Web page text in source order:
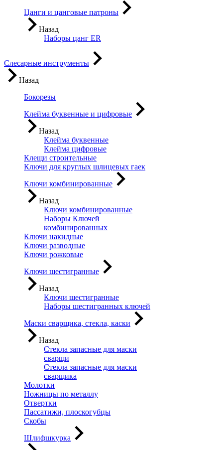
Цанги и цанговые патроны
Назад
Наборы цанг ER
Слесарные инструменты
Назад
Бокорезы
Клейма буквенные и цифровые
Назад
Клейма буквенные
Клейма цифровые
Клещи строительные
Ключи для круглых шлицевых гаек
Ключи комбинированные
Назад
Ключи комбинированные
Наборы Ключей
комбинированных
Ключи накидные
Ключи разводные
Ключи рожковые
Ключи шестигранные
Назад
Ключи шестигранные
Наборы шестигранных ключей
Маски сварщика, стекла, каски
Назад
Стекла запасные для маски
сварщи
Стекла запасные для маски
сварщика
Молотки
Ножницы по металлу
Отвертки
Пассатижи, плоскогубцы
Скобы
Шлифшкурка